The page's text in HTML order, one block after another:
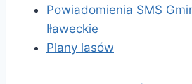
Powiadomienia SMS
Iławeckie
Plany lasów